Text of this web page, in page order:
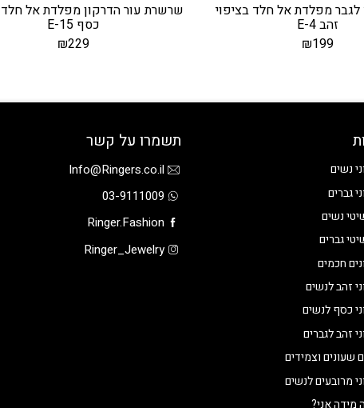
מפלדת אל חלד בציפוי
זהב E-4
₪199
שרשרת עור הדרקון מפלדת אל חלד
כסף E-15
₪229
נשים
גברים
נשים
גברים
חכמים
זהב לנשים
כסף לנשים
זהב לגברים
שעונים וצמידים
מרובעים לנשים
מידה אני?
תשמרו על קשר
Info@Ringers.co.il
03-9111009
Ringer.Fashion
Ringer_Jewelry